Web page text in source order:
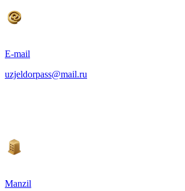
E-mail
uzjeldorpass@mail.ru
Manzil